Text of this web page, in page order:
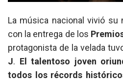
La música nacional vivió su
con la entrega de los
protagonista de la velada
J. El talentoso joven
todos los récords